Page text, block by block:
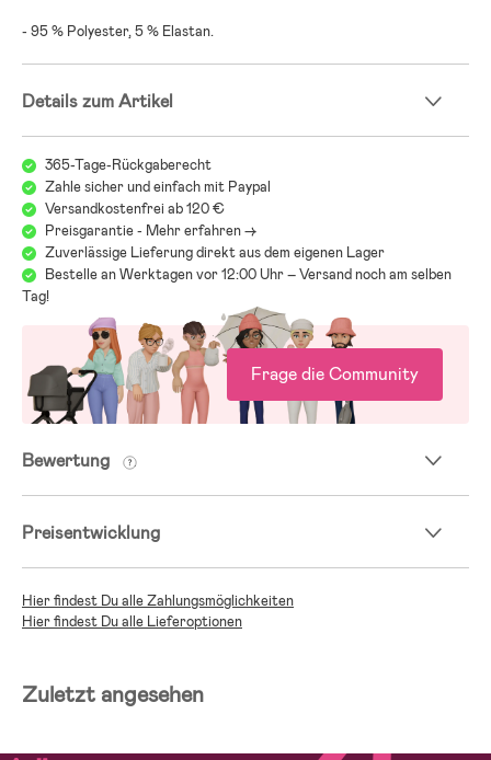
- 95 % Polyester, 5 % Elastan.
Details zum Artikel
365-Tage-Rückgaberecht
Zahle sicher und einfach mit Paypal
Versandkostenfrei ab 120 €
Preisgarantie - Mehr erfahren ->
Zuverlässige Lieferung direkt aus dem eigenen Lager
Bestelle an Werktagen vor 12:00 Uhr – Versand noch am selben
Tag!
Frage die Community
Bewertung
Preisentwicklung
Hier findest Du alle Zahlungsmöglichkeiten
Hier findest Du alle Lieferoptionen
Zuletzt angesehen